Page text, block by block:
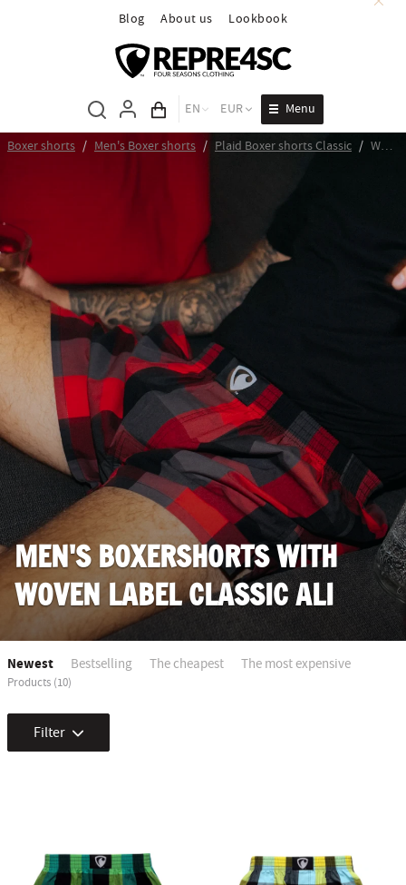
Blog About us Lookbook
Cart total
EN EUR Menu
Boxer shorts / Men's Boxer shorts / Plaid Boxer shorts Classic / Woven label ALI
MEN'S BOXERSHORTS WITH
WOVEN LABEL CLASSIC ALI
Newest Bestselling The cheapest The most expensive
Products (10)
Filter